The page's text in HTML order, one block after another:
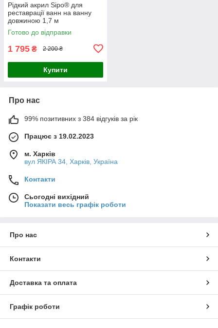
Рідкий акрил Sipo® для
реставрації ванн на ванну
довжиною 1,7 м
Готово до відправки
1 795 ₴ 2 200 ₴
Купити
Про нас
99% позитивних з 384 відгуків за рік
Працює з 19.02.2023
м. Харків
вул ЯКІРА 34, Харків, Україна
Контакти
Сьогодні вихідний
Показати весь графік роботи
Про нас
Контакти
Доставка та оплата
Графік роботи